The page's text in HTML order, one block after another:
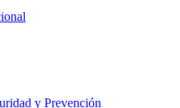
y Prevención